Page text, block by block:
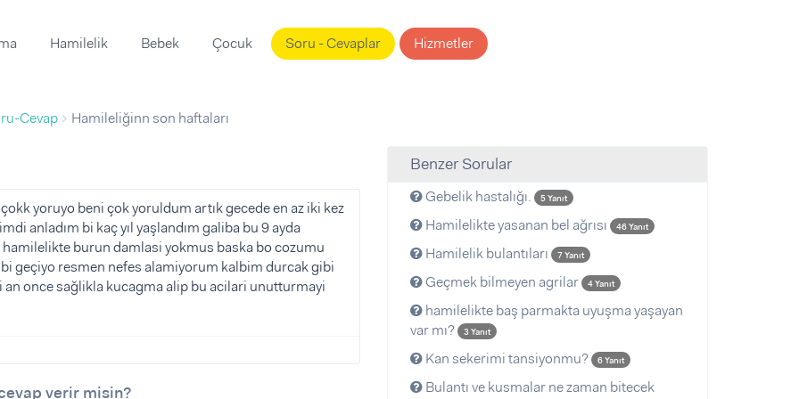
Hamilelik Bebek Çocuk Soru - Cevaplar Hizmetler
Cevap Hamileliğinn son haftaları
yoruyo beni çok yoruldum artık gecede en az iki kez
anladım bi kaç yıl yaşlandım galiba bu 9 ayda
burun damlasi yokmus baska bo cozumu
geçiyo resmen nefes alamiyorum kalbim durcak gibi
once sağlikla kucagma alip bu acilari unutturmayi
verir misin?
Benzer Sorular
Gebelik hastalığı. 5 Yanıt
Hamilelikte yasanan bel ağrısı 46 Yanıt
Hamilelik bulantıları 7 Yanıt
Geçmek bilmeyen agrilar 4 Yanıt
hamilelikte baş parmakta uyuşma yaşayan
var mı?
3 Yanıt
Kan sekerimi tansiyonmu? 6 Yanıt
Bulantı ve kusmalar ne zaman bitecek